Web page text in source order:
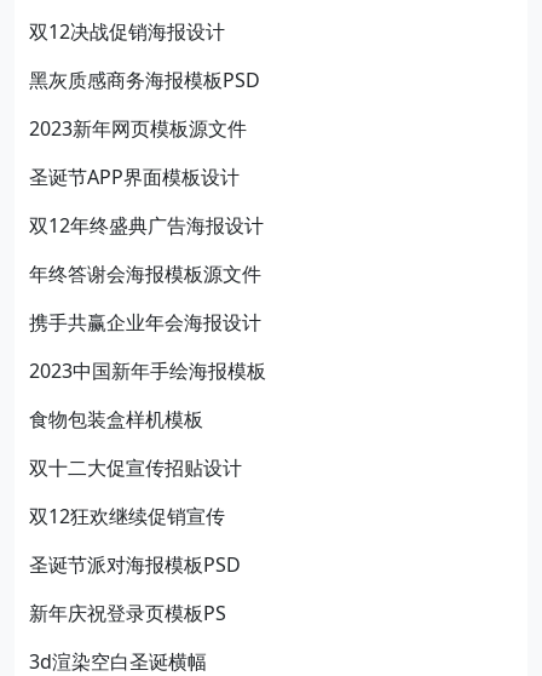
双12决战促销海报设计
黑灰质感商务海报模板PSD
2023新年网页模板源文件
圣诞节APP界面模板设计
双12年终盛典广告海报设计
年终答谢会海报模板源文件
携手共赢企业年会海报设计
2023中国新年手绘海报模板
食物包装盒样机模板
双十二大促宣传招贴设计
双12狂欢继续促销宣传
圣诞节派对海报模板PSD
新年庆祝登录页模板PS
3d渲染空白圣诞横幅